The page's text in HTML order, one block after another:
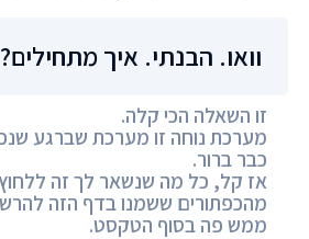
וואו. הבנתי. איך מתחילים?
זו השאלה הכי קלה.
מערכת נוחה זו מערכת שברגע
כבר ברור.
אז קל, כל מה שנשאר לך זה
מהכפתורים ששמנו בדף הזה
ממש פה בסוף הטקסט.